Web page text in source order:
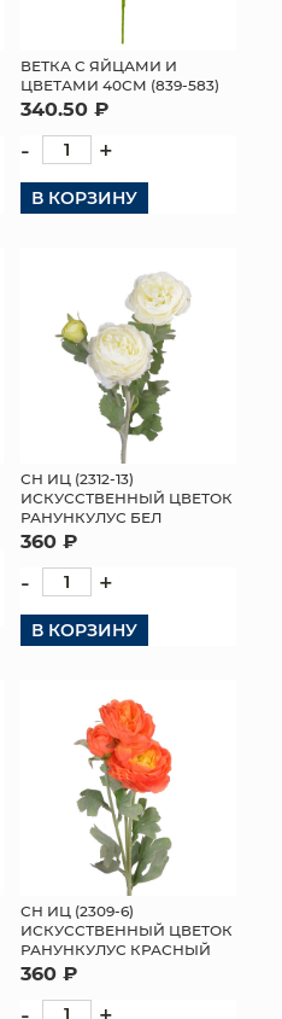
ВЕТКА С ЯЙЦАМИ И
ЦВЕТАМИ 40СМ (839-583)
340.50 ₽
- +
В КОРЗИНУ
СН ИЦ (2312-13)
ИСКУССТВЕННЫЙ ЦВЕТОК
РАНУНКУЛУС БЕЛ
360 ₽
- +
В КОРЗИНУ
СН ИЦ (2309-6)
ИСКУССТВЕННЫЙ ЦВЕТОК
РАНУНКУЛУС КРАСНЫЙ
360 ₽